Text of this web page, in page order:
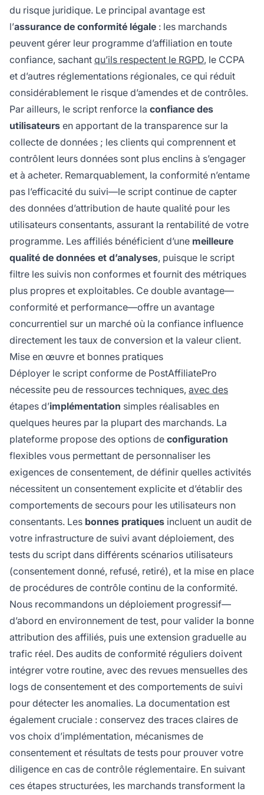
du risque juridique. Le principal avantage est
l’assurance de conformité légale : les marchands
peuvent gérer leur programme d’affiliation en toute
confiance, sachant qu’ils respectent le RGPD, le CCPA
et d’autres réglementations régionales, ce qui réduit
considérablement le risque d’amendes et de contrôles.
Par ailleurs, le script renforce la confiance des
utilisateurs en apportant de la transparence sur la
collecte de données ; les clients qui comprennent et
contrôlent leurs données sont plus enclins à s’engager
et à acheter. Remarquablement, la conformité n’entame
pas l’efficacité du suivi—le script continue de capter
des données d’attribution de haute qualité pour les
utilisateurs consentants, assurant la rentabilité de votre
programme. Les affiliés bénéficient d’une meilleure
qualité de données et d’analyses, puisque le script
filtre les suivis non conformes et fournit des métriques
plus propres et exploitables. Ce double avantage—
conformité et performance—offre un avantage
concurrentiel sur un marché où la confiance influence
directement les taux de conversion et la valeur client.
Mise en œuvre et bonnes pratiques
Déployer le script conforme de PostAffiliatePro
nécessite peu de ressources techniques, avec des
étapes d’implémentation simples réalisables en
quelques heures par la plupart des marchands. La
plateforme propose des options de configuration
flexibles vous permettant de personnaliser les
exigences de consentement, de définir quelles activités
nécessitent un consentement explicite et d’établir des
comportements de secours pour les utilisateurs non
consentants. Les bonnes pratiques incluent un audit de
votre infrastructure de suivi avant déploiement, des
tests du script dans différents scénarios utilisateurs
(consentement donné, refusé, retiré), et la mise en place
de procédures de contrôle continu de la conformité.
Nous recommandons un déploiement progressif—
d’abord en environnement de test, pour valider la bonne
attribution des affiliés, puis une extension graduelle au
trafic réel. Des audits de conformité réguliers doivent
intégrer votre routine, avec des revues mensuelles des
logs de consentement et des comportements de suivi
pour détecter les anomalies. La documentation est
également cruciale : conservez des traces claires de
vos choix d’implémentation, mécanismes de
consentement et résultats de tests pour prouver votre
diligence en cas de contrôle réglementaire. En suivant
ces étapes structurées, les marchands transforment la